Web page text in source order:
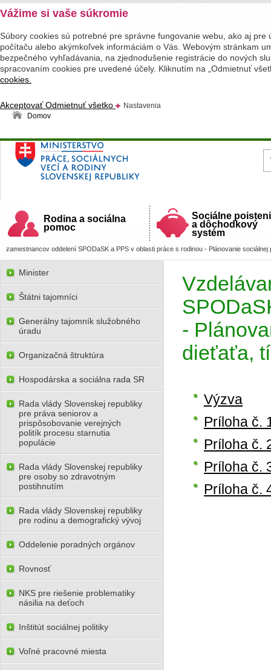
Vážime si vaše súkromie
Súbory cookies sú potrebné pre správne fungovanie webu, ako aj
počítaču alebo akýmkoľvek informáciám o Vás. Webovým stránkam
bezpečného vyhľadávania, na zjednodušenie registrácie do nových
spracovaním cookies pre uvedené účely. Kliknutím na „Odmietnuť
cookies.
AkceptovaťOdmietnuť všetko
Nastavenia
Domov
Ministerstvo práce, sociálnych vecí a rodiny
Slovenskej republiky
Rodina a sociálna
pomoc
Sociálne
a dôchodkový
systém
zamestnancov oddelení SPODaSK a PPS v oblasti práce s rodinou - Plánovanie
-
dieťaťa,
Výzva
Príloha č.
Príloha č.
Príloha č.
Príloha č.
Minister
Štátni tajomníci
Generálny tajomník služobného
úradu
Organizačná štruktúra
Hospodárska a sociálna rada SR
Rada vlády Slovenskej republiky
pre práva seniorov a
prispôsobovanie verejných
politík procesu starnutia
populácie
Rada vlády Slovenskej republiky
pre osoby so zdravotným
postihnutím
Rada vlády Slovenskej republiky
pre rodinu a demografický vývoj
Oddelenie poradných orgánov
Rovnosť
NKS pre riešenie problematiky
násilia na deťoch
Inštitút sociálnej politiky
Voľné pracovné miesta